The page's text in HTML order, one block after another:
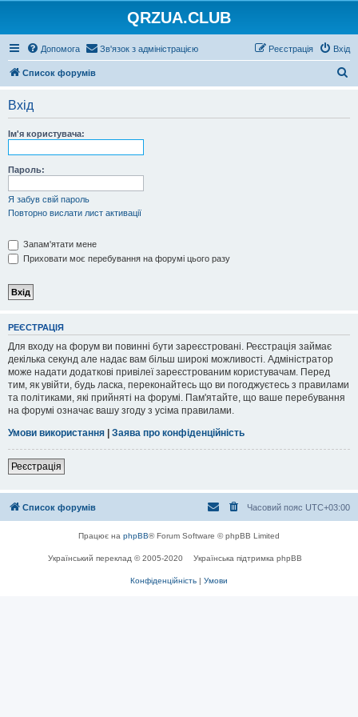
QRZUA.CLUB
Допомога Зв'язок з адміністрацією Вхід
Реєстрація
Список форумів
Вхід
Ім'я користувача:
Пароль:
Я забув свій пароль
Повторно вислати лист активації
Запам'ятати мене
Приховати моє перебування на форумі цього разу
РЕЄСТРАЦІЯ
Для входу на форум ви повинні бути зареєстровані. Реєстрація займає
декілька секунд але надає вам більш широкі можливості. Адміністратор
може надати додаткові привілеї зареєстрованим користувачам. Перед
тим, як увійти, будь ласка, переконайтесь що ви погоджуєтесь з правилами
та політиками, які прийняті на форумі. Пам'ятайте, що ваше перебування
на форумі означає вашу згоду з усіма правилами.
Умови використання | Заява про конфіденційність
Реєстрація
Список форумів Часовий пояс UTC+03:00
Працює на phpBB® Forum Software © phpBB Limited
Український переклад © 2005-2020 Українська підтримка phpBB
Конфіденційність | Умови